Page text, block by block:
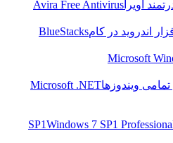
آویرا Avira Free Antivirus
اندروید در کامBlueStacks
ویندوزهاMicrosoft .NET
Windows 7 SP1